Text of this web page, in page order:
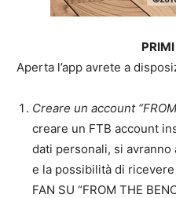
Aperta l’app avrete a
Creare un account
creare un FTB account
dati personali, si avranno
e la possibilità di
FAN SU “FROM THE